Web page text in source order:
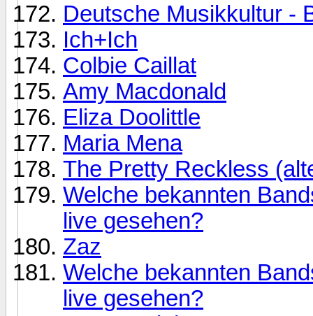
Deutsche Musikkultur -
Ich+Ich
Colbie Caillat
Amy Macdonald
Eliza Doolittle
Maria Mena
The Pretty Reckless
Welche bekannten
live gesehen?
Zaz
Welche bekannten
live gesehen?